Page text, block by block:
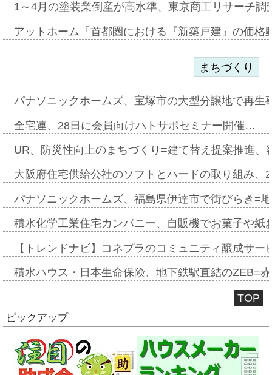
1～4月の塗装業倒産が高水準、東京商工リサーチ
アットホーム「首都圏における『新築戸建』の価
まちづくり
パナソニックホームズ、宝塚市の大型分譲地で再
全宅連、28日に会員向けハトサポセミナー開催…
UR、防災性向上のまちづくり=建て替え提案推進
大阪府住宅供給公社のソフトとハードの取り組み
パナソニックホームズ、福島県伊達市で街びらき=
積水化学工業住宅カンパニー、自販機でお菓子や
【トレンドナビ】コネプラのコミュニティ醸成サ
積水ハウス・日本生命保険、地下鉄駅直結のZEB=
TOP
ピックアップ